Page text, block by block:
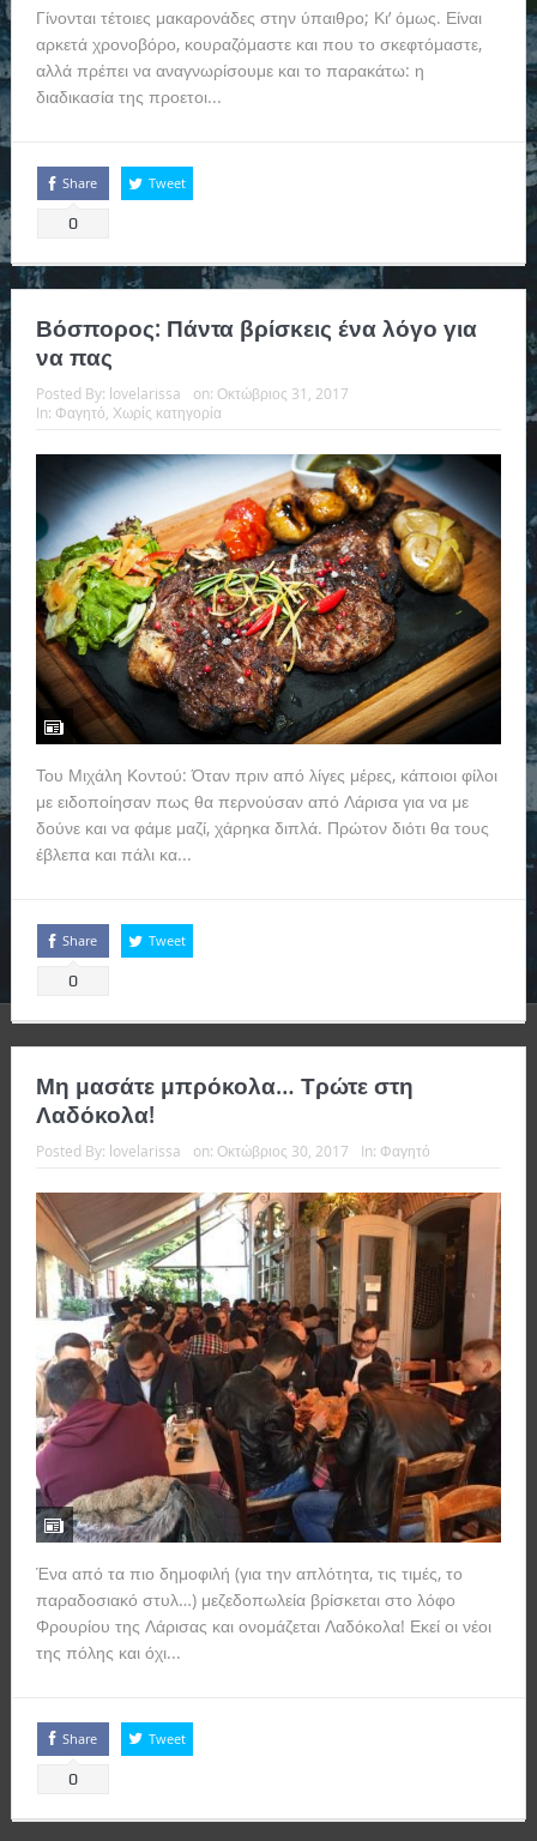
Γίνονται τέτοιες μακαρονάδες στην ύπαιθρο; Κι’ όμως. Είναι
αρκετά χρονοβόρο, κουραζόμαστε και που το σκεφτόμαστε,
αλλά πρέπει να αναγνωρίσουμε και το παρακάτω: η
διαδικασία της προετοι...
Share
0
Tweet
Βόσπορος: Πάντα βρίσκεις ένα λόγο για
να πας
Posted By: lovelarissa on: Οκτώβριος 31, 2017
In: Φαγητό, Χωρίς κατηγορία
Του Μιχάλη Κοντού: Όταν πριν από λίγες μέρες, κάποιοι φίλοι
με ειδοποίησαν πως θα περνούσαν από Λάρισα για να με
δούνε και να φάμε μαζί, χάρηκα διπλά. Πρώτον διότι θα τους
έβλεπα και πάλι κα...
Share
0
Tweet
Μη μασάτε μπρόκολα… Τρώτε στη
Λαδόκολα!
Posted By: lovelarissa on: Οκτώβριος 30, 2017 In: Φαγητό
Ένα από τα πιο δημοφιλή (για την απλότητα, τις τιμές, το
παραδοσιακό στυλ…) μεζεδοπωλεία βρίσκεται στο λόφο
Φρουρίου της Λάρισας και ονομάζεται Λαδόκολα! Εκεί οι νέοι
της πόλης και όχι...
Share
0
Tweet